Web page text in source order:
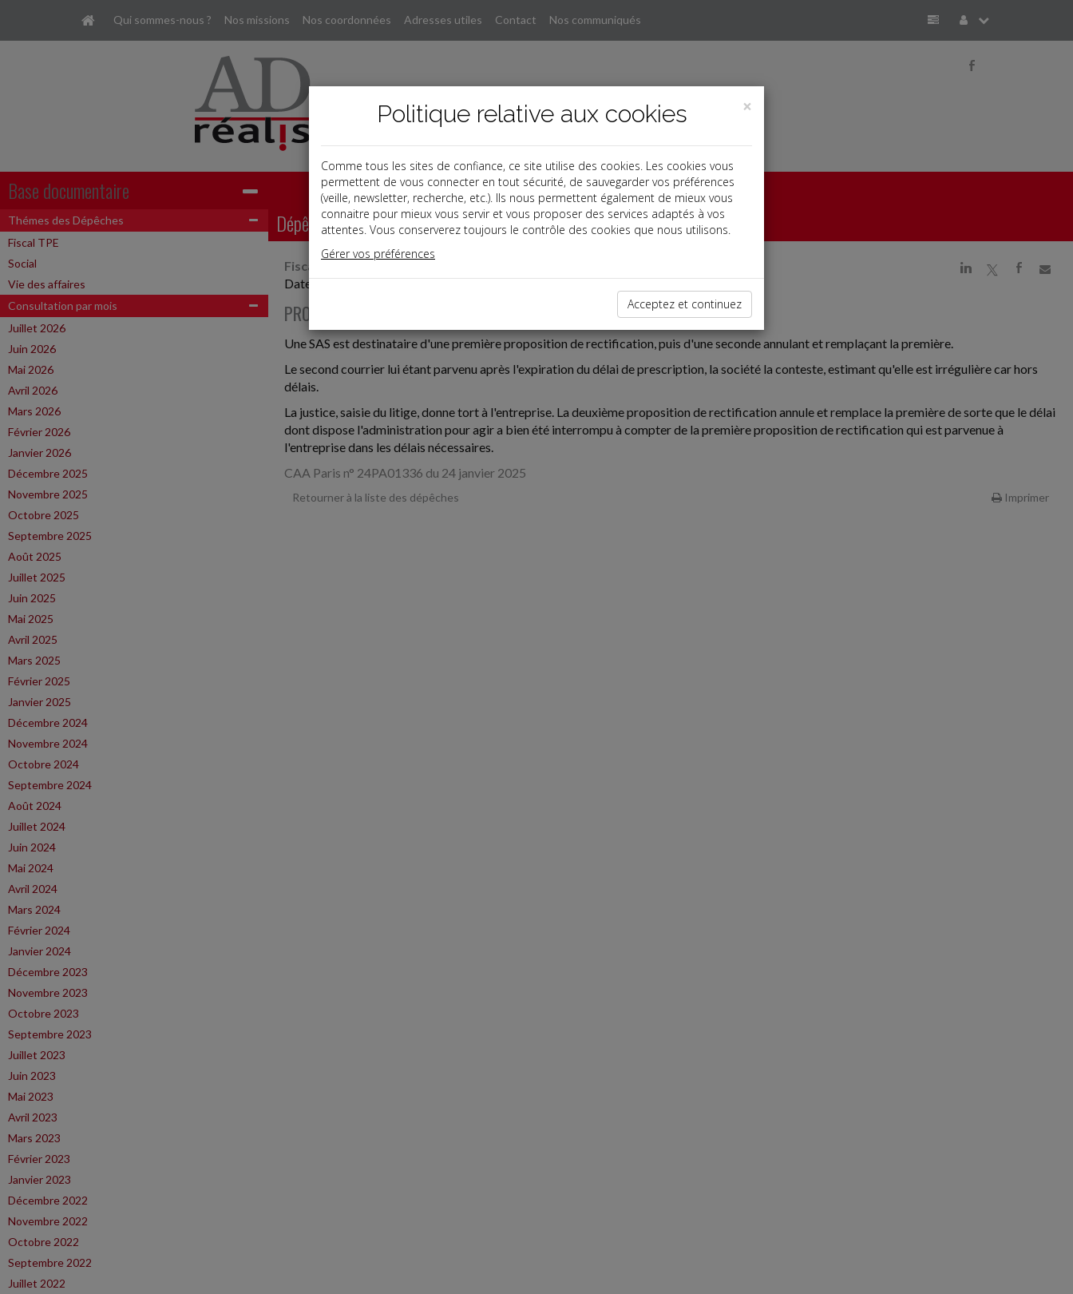
Qui sommes-nous ? Nos missions Nos coordonnées Adresses utiles Contact Nos communiqués
b
Base documentaire
Thémes des Dépêches
Fiscal TPE
Social
Vie des affaires
Consultation par mois
Juillet 2026
Juin 2026
Mai 2026
Avril 2026
Mars 2026
Février 2026
Janvier 2026
Décembre 2025
Novembre 2025
Octobre 2025
Septembre 2025
Août 2025
Juillet 2025
Juin 2025
Mai 2025
Avril 2025
Mars 2025
Février 2025
Janvier 2025
Décembre 2024
Novembre 2024
Octobre 2024
Septembre 2024
Août 2024
Juillet 2024
Juin 2024
Mai 2024
Avril 2024
Mars 2024
Février 2024
Janvier 2024
Décembre 2023
Novembre 2023
Octobre 2023
Septembre 2023
Juillet 2023
Juin 2023
Mai 2023
Avril 2023
Mars 2023
Février 2023
Janvier 2023
Décembre 2022
Novembre 2022
Octobre 2022
Septembre 2022
Juillet 2022
Dépêches
j a b
Fiscal TPE
Date: 2025-02-28
PROPOSITION DE RECTIFICATION
Une SAS est destinataire d'une première proposition de rectification, puis d'une seconde annulant et remplaçant la première.
Le second courrier lui étant parvenu après l'expiration du délai de prescription, la société la conteste, estimant qu'elle est irrégulière car hors
délais.
La justice, saisie du litige, donne tort à l'entreprise. La deuxième proposition de rectification annule et remplace la première de sorte que le délai
dont dispose l'administration pour agir a bien été interrompu à compter de la première proposition de rectification qui est parvenue à
l'entreprise dans les délais nécessaires.
CAA Paris n° 24PA01336 du 24 janvier 2025
Retourner à la liste des dépêches Imprimer
×
Politique relative aux cookies
Comme tous les sites de confiance, ce site utilise des cookies. Les cookies vous
permettent de vous connecter en tout sécurité, de sauvegarder vos préférences
(veille, newsletter, recherche, etc.). Ils nous permettent également de mieux vous
connaitre pour mieux vous servir et vous proposer des services adaptés à vos
attentes. Vous conserverez toujours le contrôle des cookies que nous utilisons.
Gérer vos préférences
Acceptez et continuez